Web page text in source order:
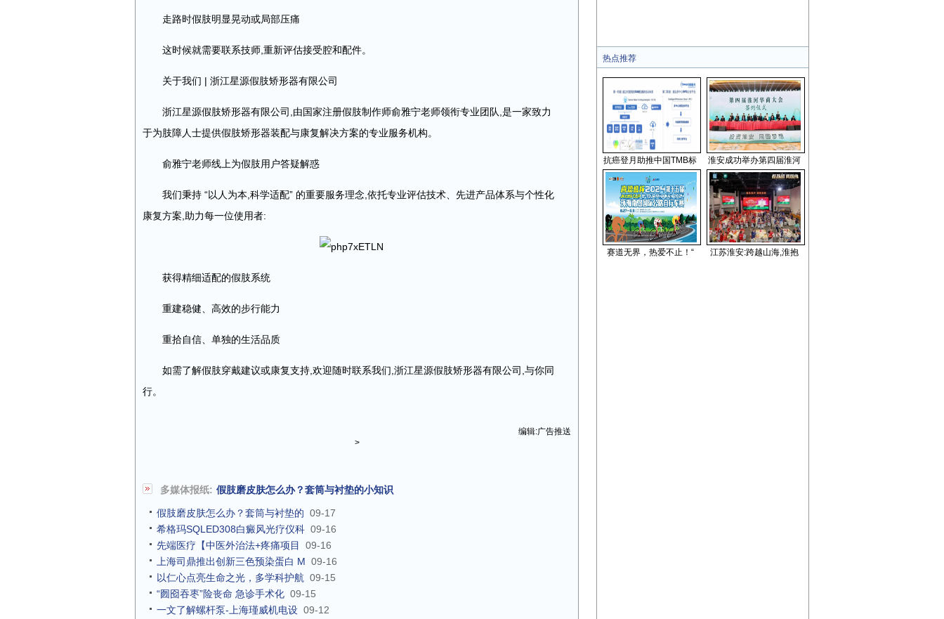
走路时假肢明显晃动或局部压痛
这时候就需要联系技师,重新评估接受腔和配件。
关于我们 | 浙江星源假肢矫形器有限公司
浙江星源假肢矫形器有限公司,由国家注册假肢制作师俞雅宁老师领衔专业团队,是一家致力
于为肢障人士提供假肢矫形器装配与康复解决方案的专业服务机构。
俞雅宁老师线上为假肢用户答疑解惑
我们秉持 “以人为本,科学适配” 的重要服务理念,依托专业评估技术、先进产品体系与个性化
康复方案,助力每一位使用者:
获得精细适配的假肢系统
重建稳健、高效的步行能力
重拾自信、单独的生活品质
如需了解假肢穿戴建议或康复支持,欢迎随时联系我们,浙江星源假肢矫形器有限公司,与你同
行。
编辑:广告推送
>
多媒体报纸: 假肢磨皮肤怎么办？套筒与衬垫的小知识
假肢磨皮肤怎么办？套筒与衬垫的 09-17
希格玛SQLED308白癜风光疗仪科 09-16
先端医疗【中医外治法+疼痛项目
09-16
上海司鼎推出创新三色预染蛋白 M 09-16
以仁心点亮生命之光，多学科护航 09-15
“囫囵吞枣”险丧命 急诊手术化 09-15
一文了解螺杆泵-上海瑾威机电设 09-12
热点推荐
抗癌登月助推中国TMB标 淮安成功举办第四届淮河
赛道无界，热爱不止！“ 江苏淮安:跨越山海,淮抱